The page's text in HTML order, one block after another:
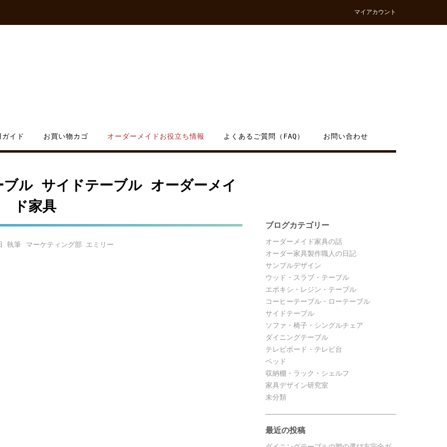
マイアカウント
ガイド お買い物カゴ オーダーメイドお役立ち情報 よくあるご質問（FAQ） お問い合わせ
ブル サイドテーブル オーダーメイ
ド家具
マーケティング部 エミリー
ブログカテゴリー
オーダーメイド家具の話
オーダー家具製作職人の日記
サンプルデザイン
ウッド・スラブ・テーブル
エポキシ・レジン・テーブル
コーヒーテーブル・ローテーブル
サイドテーブル
ソファ・椅子・シングルチェア
ダイニングテーブル
テレビボード・テレビ台
ベッド
収納棚・ラック・シェルフ
家具デザイン研究室
未分類
最近の投稿